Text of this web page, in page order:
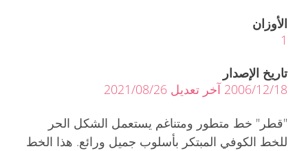
الأوزان
1
تاريخ الإصدار
2006/12/18 آخر تعديل 2021/08/26
"قطر" خط متطور ومتناغم يستعمل الشكل الحر
للخط الكوفي المبتكر بأسلوب جميل ورائع. هذا الخط